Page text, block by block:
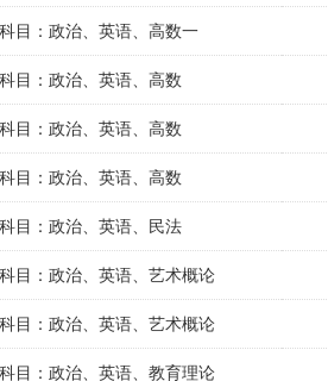
目：政治、英语、高数一
目：政治、英语、高数
目：政治、英语、高数
目：政治、英语、高数
目：政治、英语、民法
目：政治、英语、艺术概论
目：政治、英语、艺术概论
目：政治、英语、教育理论